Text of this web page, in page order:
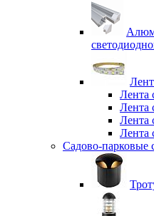
Лента
Лента
Лента
Лента
Садово-парковые